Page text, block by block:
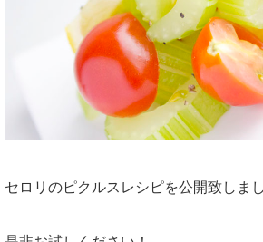
セロリのピクルスレシピを公開致しまし